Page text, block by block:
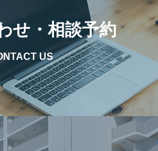
せ・相談予約
US